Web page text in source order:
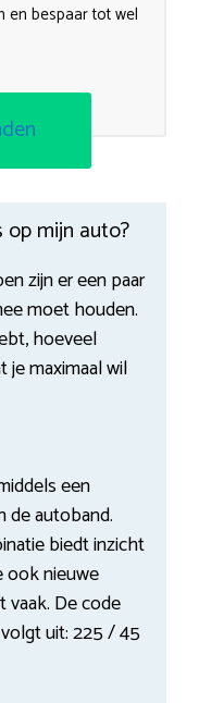
en bespaar tot wel
op mijn auto?
zijn er een paar
moet houden.
hoeveel
je maximaal wil
een
de autoband.
biedt inzicht
ook nieuwe
vaak. De code
uit: 225 / 45